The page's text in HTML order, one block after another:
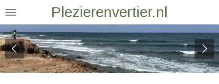
Ga
direct
naar
de
hoofdinhoud
Plezierenvertier.nl